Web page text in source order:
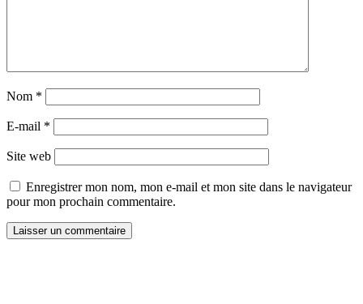
Nom *
E-mail *
Site web
Enregistrer mon nom, mon e-mail et mon site dans le navigateur
pour mon prochain commentaire.